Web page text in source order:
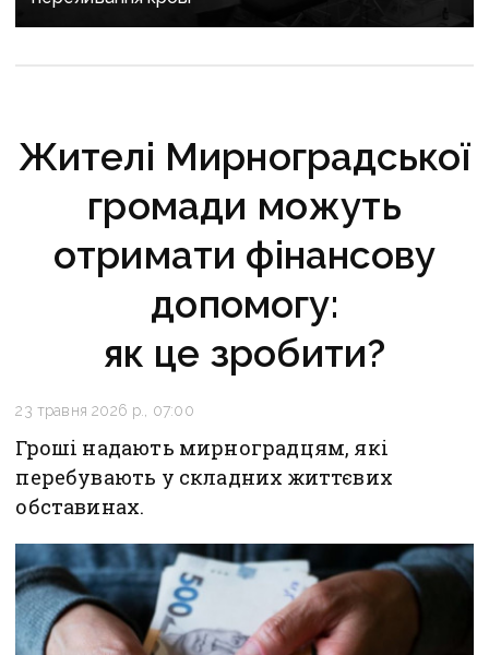
Жителі Мирноградської
громади можуть
отримати фінансову
допомогу:
як це зробити?
23 травня 2026 р., 07:00
Гроші надають мирноградцям, які
перебувають у складних життєвих
обставинах.